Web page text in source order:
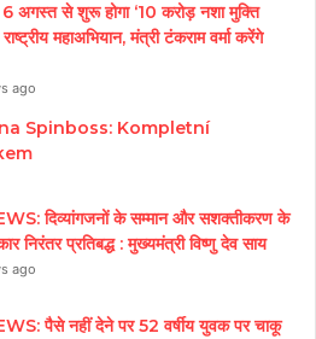
6 अगस्त से शुरू होगा ‘10 करोड़ नशा मुक्ति
राष्ट्रीय महाअभियान, मंत्री टंकराम वर्मा करेंगे
ago
Spinboss: Kompletní
दिव्यांगजनों के सम्मान और सशक्तीकरण के
निरंतर प्रतिबद्ध : मुख्यमंत्री विष्णु देव साय
ago
पैसे नहीं देने पर 52 वर्षीय युवक पर चाकू